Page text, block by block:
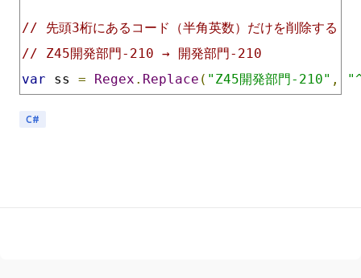
// 先頭3桁にあるコード（半角英数）だけを削除する
// Z45開発部門-210 → 開発部門-210
var ss = Regex . Replace ( "Z45開発部門-210" ,
C#